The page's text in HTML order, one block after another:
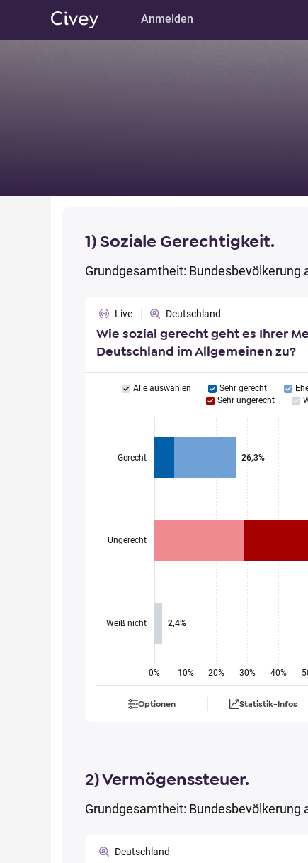
Anmelden
1) Soziale Gerechtigkeit.
Grundgesamtheit: Bundesbevölkerung
Live Deutschland
Wie sozial gerecht geht es Ihrer
Deutschland im Allgemeinen zu?
Alle auswählen Sehr gerecht
Sehr ungerecht
0% 10% 20% 30% 40%
26,3%
2,4%
Gerecht
Ungerecht
Weiß nicht
Optionen Statistik-Infos
2) Vermögenssteuer.
Grundgesamtheit: Bundesbevölkerung
Deutschland